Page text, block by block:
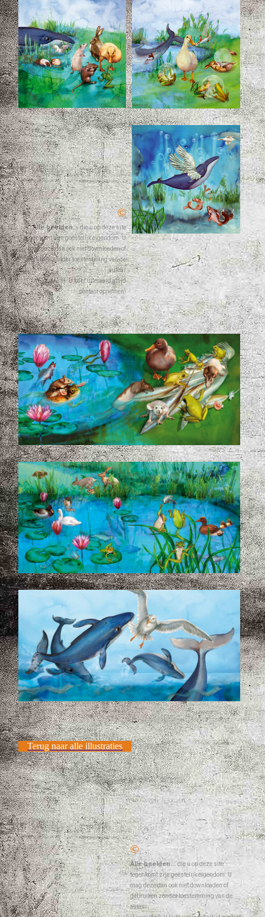
©
Alle beelden...die u op deze site
tegenkomt zijn geestelijk eigendom. U
mag deze dan ook niet downloaden of
gebruiken zonder toestemming van de
auteur
(Lique Vis). U kunt uiteraard altijd
contact opnemen.
Terug naar alle illustraties
©
Alle beelden...die u op deze site
tegenkomt zijn geestelijk eigendom. U
mag deze dan ook niet downloaden of
gebruiken zonder toestemming van de
auteur